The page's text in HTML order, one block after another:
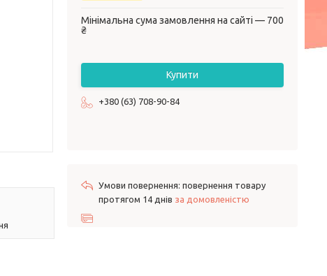
Мінімальна сума замовлення на сайті — 700
₴
Купити
+380 (63) 708-90-84
повернення товару
протягом 14 днів за домовленістю